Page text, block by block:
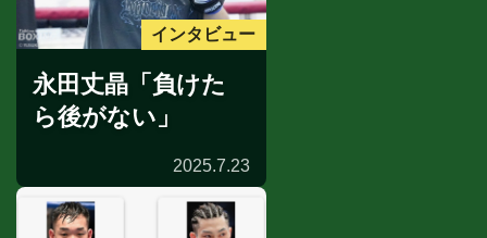
インタビュー
永田丈晶「負けた
ら後がない」
2025.7.23